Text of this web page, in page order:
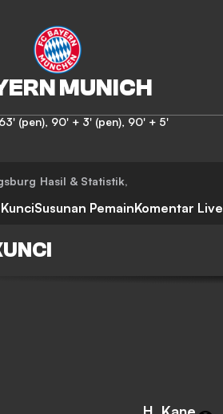
63' (pen), 90' + 3' (pen), 90' + 5'
Hasil & Statistik,
Susunan PemainKomentar Live